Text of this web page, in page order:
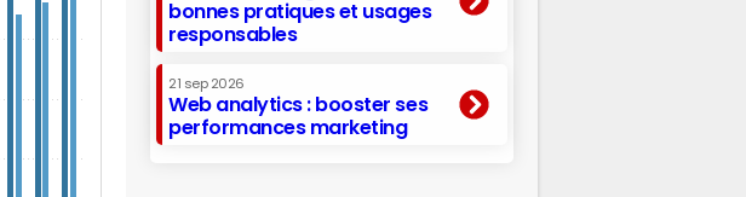
bonnes pratiques et usages
responsables
21 sep 2026
Web analytics : booster ses
performances marketing